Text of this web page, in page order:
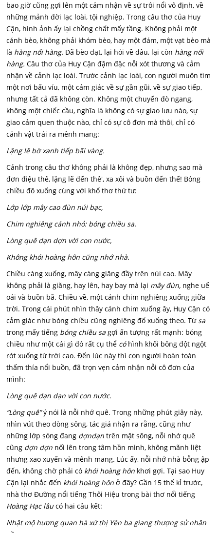
bao giờ cũng gợi lên một cảm nhận về sự trôi nổi vô định, về
những mảnh đời lạc loài, tội nghiệp. Trong câu thơ của Huy
Cận, hình ảnh ấy lại chồng chất mấy tầng. Không phải một
cánh bèo, không phải khóm bèo, hay một đám, một vạt bèo mà
là hàng nối hàng. Đã bèo dạt, lại hỏi về đâu, lại còn hàng nối
hàng. Câu thơ của Huy Cận đậm đặc nỗi xót thương và cảm
nhận về cảnh lạc loài. Trước cảnh lạc loài, con người muôn tìm
một nơi bấu víu, một cảm giác về sự gần gũi, về sự giao tiếp,
nhưng tất cả đã không còn. Không một chuyến đò ngang,
không một chiếc cầu, nghĩa là không có sự giao lưu nào, sự
giao cảm quen thuộc nào, chỉ có sự cô đơn mà thôi, chỉ có
cảnh vật trải ra mênh mang:
Lặng lẽ bờ xanh tiếp bãi vàng.
Cảnh trong câu thơ không phải là không đẹp, nhưng sao mà
đơn điệu thê, lặng lẽ đến thê', xa xôi và buồn đến thế! Bóng
chiều đô xuống cùng với khổ thơ thứ tư:
Lớp lớp mây cao đùn núi bạc,
Chim nghiêng cánh nhỏ: bóng chiều sa.
Lòng quê dạn dợn vời con nước,
Không khói hoàng hôn cũng nhớ nhà.
Chiều càng xuống, mây càng giăng đầy trên núi cao. Mây
không phải là giăng, hay lên, hay bay mà lại mây đùn, nghe uế
oải và buồn bã. Chiều về, một cánh chim nghiêng xuống giữa
trời. Trong cái phút nhìn thây cánh chim xuống ây, Huy Cận có
cảm giác như bóng chiều cũng nghiêng đổ xuống theo. Từ sa
trong mấy tiếng bóng chiều sa gợi ấn tượng rất mạnh: bóng
chiều như một cái gì đó rất cụ thể cóhình khối bông đột ngột
rớt xuống từ trời cao. Đến lúc này thì con người hoàn toàn
thấm thía nổi buồn, đã trọn vẹn cảm nhận nỗi cô đơn của
mình:
Lòng quê dạn dạn vời con nước.
“Lòng quê”ý nói là nỗi nhớ quê. Trong những phút giây này,
nhìn vút theo dòng sông, tác giả nhận ra rằng, cũng như
những lớp sóng đang dợndạn trên mặt sông, nỗi nhớ quê
cũng dợn dợn nối lên trong tâm hồn mình, không mãnh liệt
nhưng xao xuyến và mênh mang. Lúc ấy, nỗi nhớ nhà bỗng ập
đến, không chờ phải có khói hoàng hôn khơi gợi. Tại sao Huy
Cận lại nhắc đến khói hoàng hôn ở đây? Gần 15 thế kỉ trước,
nhà thơ Đường nổi tiếng Thôi Hiệu trong bài thơ nổi tiếng
Hoàng Hạc lâucó hai câu kết:
Nhật mộ hương quan hà xứ thị Yên ba giang thượng sử nhân